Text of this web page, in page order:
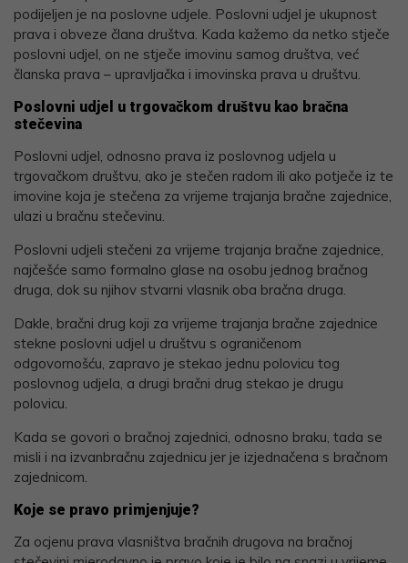
podijeljen je na poslovne udjele. Poslovni udjel je ukupnost
prava i obveze člana društva. Kada kažemo da netko stječe
poslovni udjel, on ne stječe imovinu samog društva, već
članska prava – upravljačka i imovinska prava u društvu.
Poslovni udjel u trgovačkom društvu kao bračna
stečevina
Poslovni udjel, odnosno prava iz poslovnog udjela u
trgovačkom društvu, ako je stečen radom ili ako potječe iz te
imovine koja je stečena za vrijeme trajanja bračne zajednice,
ulazi u bračnu stečevinu.
Poslovni udjeli stečeni za vrijeme trajanja bračne zajednice,
najčešće samo formalno glase na osobu jednog bračnog
druga, dok su njihov stvarni vlasnik oba bračna druga.
Dakle, bračni drug koji za vrijeme trajanja bračne zajednice
stekne poslovni udjel u društvu s ograničenom
odgovornošću, zapravo je stekao jednu polovicu tog
poslovnog udjela, a drugi bračni drug stekao je drugu
polovicu.
Kada se govori o bračnoj zajednici, odnosno braku, tada se
misli i na izvanbračnu zajednicu jer je izjednačena s bračnom
zajednicom.
Koje se pravo primjenjuje?
Za ocjenu prava vlasništva bračnih drugova na bračnoj